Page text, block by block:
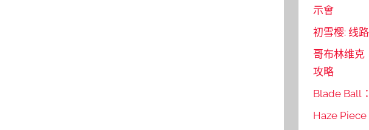
示會
初雪樱: 线
哥布林维克
攻略
Blade Ball
Haze